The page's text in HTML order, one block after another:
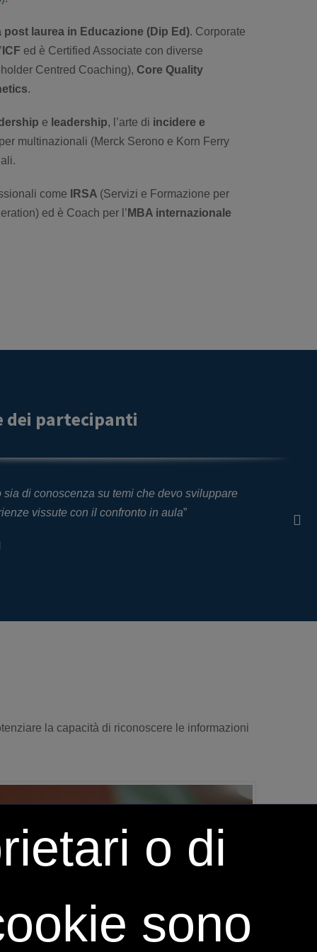
post laurea in Educazione (Dip Ed). Corporate
ICF ed è Certified Associate con diverse
Centred Coaching), Core Quality
.
e leadership, l’arte di incidere e
multinazionali (Merck Serono e Korn Ferry
come IRSA (Servizi e Formazione per
ed è Coach per l’ MBA internazionale
dei partecipanti
di conoscenza su temi che devo sviluppare
vissute con il confronto in aula”
la capacità di riconoscere le informazioni
o di
sono